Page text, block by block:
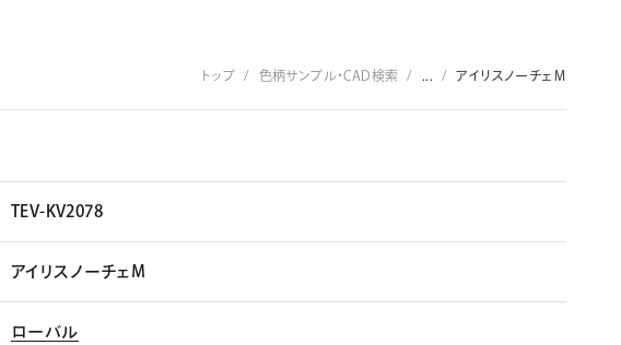
トップ 色柄サンプル・CAD検索 アイリスノーチェＭ
TEV-KV2078
アイリスノーチェＭ
ローバル